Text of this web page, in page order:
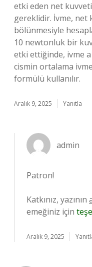
etki eden net
gereklidir. İvme, net
bölünmesiyle
10 newtonluk bir
etki ettiğinde, ivme a
cismin ortalama
formülü kullanılır.
Aralık 9, 2025 Yanıtla
admin
Patron!
Katkınız, yazının
emeğiniz için
Aralık 9, 2025